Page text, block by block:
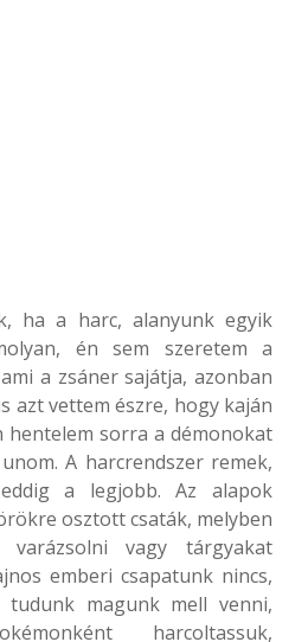
ha a harc, alanyunk egyik
én sem szeretem a
a zsáner sajátja, azonban
azt vettem észre, hogy kaján
hentelem sorra a démonokat
A harcrendszer remek,
a legjobb. Az alapok
osztott csaták, melyben
varázsolni vagy tárgyakat
emberi csapatunk nincs,
magunk mell venni,
harcoltassuk,